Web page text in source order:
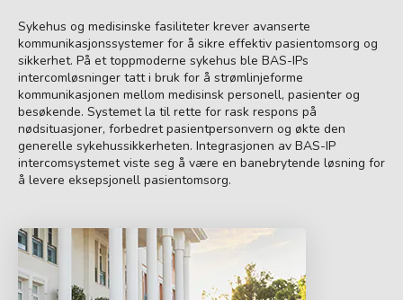
Sykehus og medisinske fasiliteter krever avanserte
kommunikasjonssystemer for å sikre effektiv pasientomsorg og
sikkerhet. På et toppmoderne sykehus ble BAS-IPs
intercomløsninger tatt i bruk for å strømlinjeforme
kommunikasjonen mellom medisinsk personell, pasienter og
besøkende. Systemet la til rette for rask respons på
nødsituasjoner, forbedret pasientpersonvern og økte den
generelle sykehussikkerheten. Integrasjonen av BAS-IP
intercomsystemet viste seg å være en banebrytende løsning for
å levere eksepsjonell pasientomsorg.